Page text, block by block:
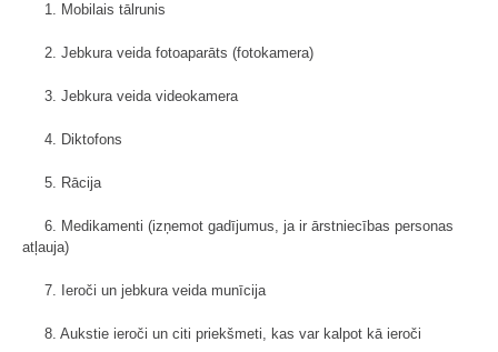
1. Mobilais tālrunis
2. Jebkura veida fotoaparāts (fotokamera)
3. Jebkura veida videokamera
4. Diktofons
5. Rācija
6. Medikamenti (izņemot gadījumus, ja ir ārstniecības personas
atļauja)
7. Ieroči un jebkura veida munīcija
8. Aukstie ieroči un citi priekšmeti, kas var kalpot kā ieroči